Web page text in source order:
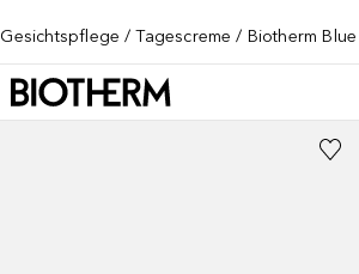
Gesichtspflege Tagescreme Biotherm